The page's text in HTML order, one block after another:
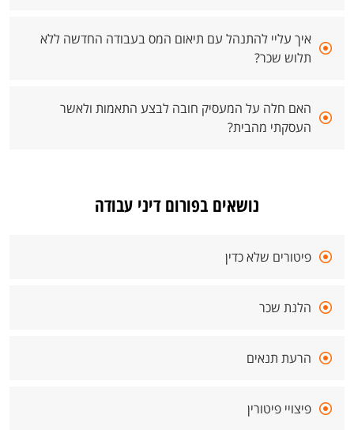
איך עליי להתנהל עם תיאום המס בעבודה החדשה ללא
תלוש שכר?
האם חלה על המעסיק חובה לבצע התאמות ולאשר
העסקתי מהבית?
נושאים בפורום דיני עבודה
פיטורים שלא כדין
הלנת שכר
הרעת תנאים
פיצויי פיטורין